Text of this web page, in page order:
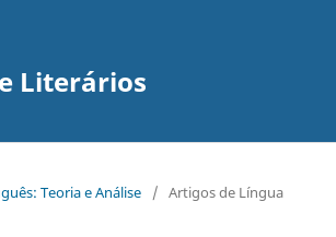
Literários
Teoria e Análise / Artigos de Língua